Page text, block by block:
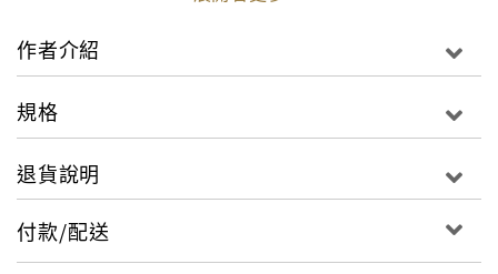
作者介紹
規格
退貨說明
付款/配送